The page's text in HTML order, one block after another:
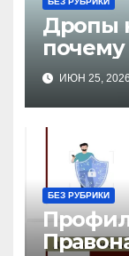
Дропы
уже не
ИЮН 25, 2026
БЕЗ РУБРИКИ